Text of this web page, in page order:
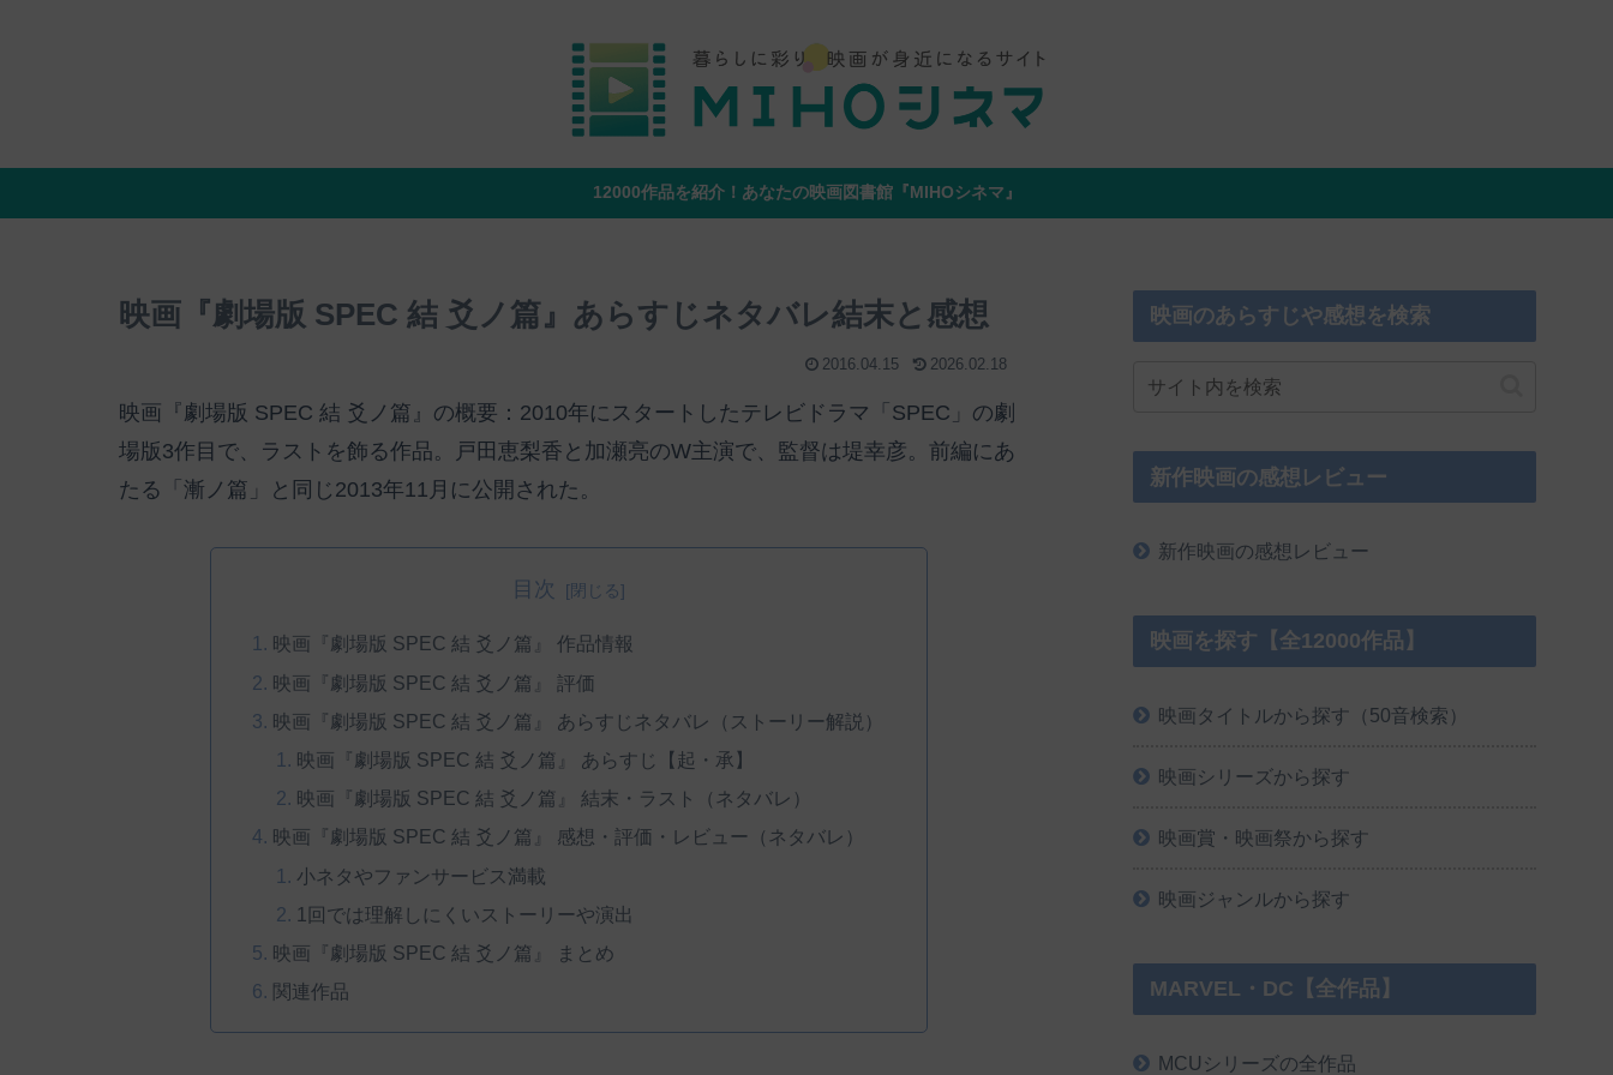
12000作品を紹介！あなたの映画図書館『MIHOシネマ』
映画『劇場版 SPEC 結 爻ノ篇』あらすじネタバレ結末と感想
2016.04.15 2026.02.18
映画『劇場版 SPEC 結 爻ノ篇』の概要：2010年にスタートしたテレビドラマ「SPEC」の劇
場版3作目で、ラストを飾る作品。戸田恵梨香と加瀬亮のW主演で、監督は堤幸彦。前編にあ
たる「漸ノ篇」と同じ2013年11月に公開された。
目次
映画『劇場版 SPEC 結 爻ノ篇』 作品情報
映画『劇場版 SPEC 結 爻ノ篇』 評価
映画『劇場版 SPEC 結 爻ノ篇』 あらすじネタバレ（ストーリー解説）
映画『劇場版 SPEC 結 爻ノ篇』 あらすじ【起・承】
映画『劇場版 SPEC 結 爻ノ篇』 結末・ラスト（ネタバレ）
映画『劇場版 SPEC 結 爻ノ篇』 感想・評価・レビュー（ネタバレ）
小ネタやファンサービス満載
1回では理解しにくいストーリーや演出
映画『劇場版 SPEC 結 爻ノ篇』 まとめ
関連作品
映画のあらすじや感想を検索
新作映画の感想レビュー
新作映画の感想レビュー
映画を探す【全12000作品】
映画タイトルから探す（50音検索）
映画シリーズから探す
映画賞・映画祭から探す
映画ジャンルから探す
MARVEL・DC【全作品】
MCUシリーズの全作品